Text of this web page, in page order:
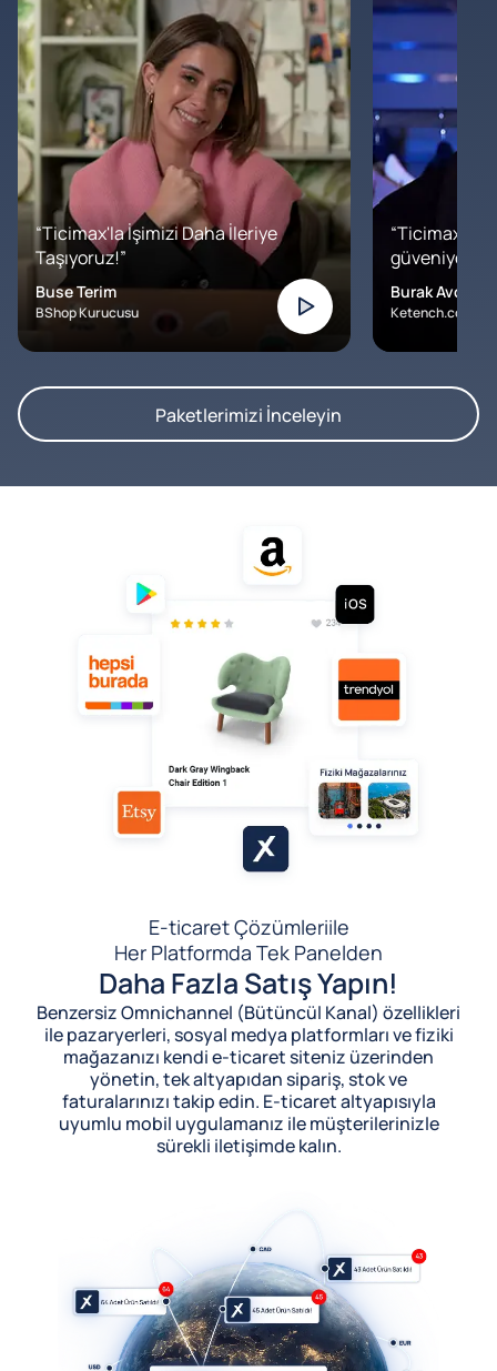
“Ticimax'la İşimizi Daha İleriye
Taşıyoruz!”
Buse Terim
BShop Kurucusu
“Ticimax'a
Burak Avcılar
Ketench.com –
Paketlerimizi İnceleyin
E-ticaret Çözümleriile
Her Platformda Tek Panelden
Daha Fazla Satış Yapın!
Benzersiz Omnichannel (Bütüncül Kanal) özellikleri
ile pazaryerleri, sosyal medya platformları ve fiziki
mağazanızı kendi e-ticaret siteniz üzerinden
yönetin, tek altyapıdan sipariş, stok ve
faturalarınızı takip edin. E-ticaret altyapısıyla
uyumlu mobil uygulamanız ile müşterilerinizle
sürekli iletişimde kalın.